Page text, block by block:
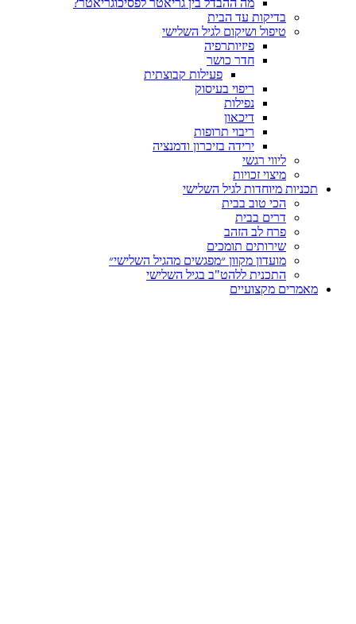
מה ההבדל בין גריאטר לפסיכוגריאטר?
בדיקות עד הבית
טיפול ושיקום לגיל השלישי
פיזיותרפיה
חדר כושר
פעילות קבוצתית
ריפוי בעיסוק
ריבוי תרופות
ירידה בזיכרון ודמנציה
מיצוי זכויות
מיוחדות לגיל השלישי
הכי טוב בבית
דרים בבית
פרח לב הזהב
שירותים תומכים
מועדון מקוון ״מפגשים מהגיל השלישי״
התכנית ללהט"ב בגיל השלישי
מקצועיים